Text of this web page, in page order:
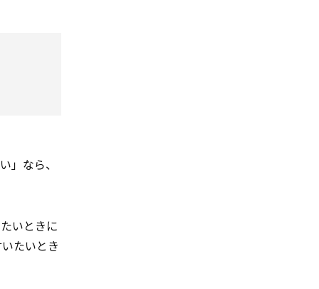
」なら、
いときに
たいとき